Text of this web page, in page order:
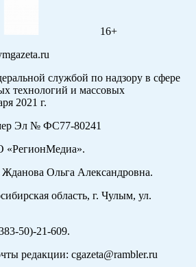
16+
службой по надзору в сфере
технологий и массовых
2021 г.
Эл № ФС77-80241
Ольга Александровна.
область, г. Чулым, ул.
50)-21-609.
редакции: cgazeta@rambler.ru